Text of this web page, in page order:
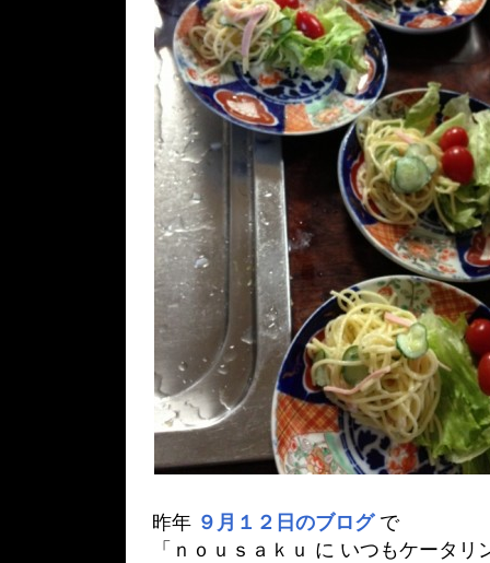
昨年 ９月１２日のブログで
「ｎｏｕｓａｋｕ に いつもケータ